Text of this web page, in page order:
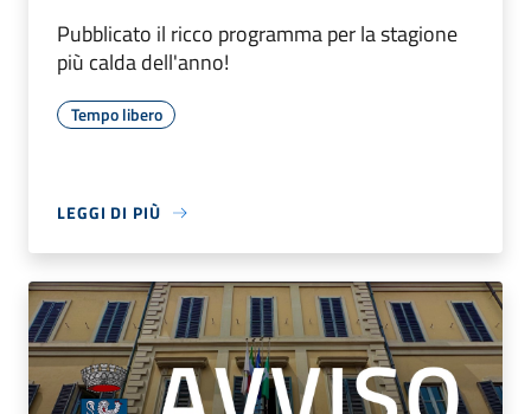
Pubblicato il ricco programma per la stagione
più calda dell'anno!
Tempo libero
LEGGI DI PIÙ